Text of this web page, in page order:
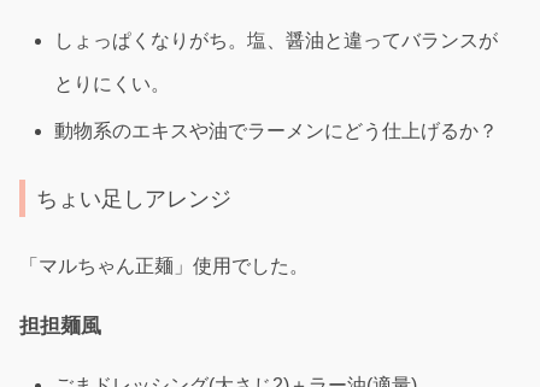
しょっぱくなりがち。塩、醤油と違ってバランスが
とりにくい。
動物系のエキスや油でラーメンにどう仕上げるか？
ちょい足しアレンジ
「マルちゃん正麺」使用でした。
担担麺風